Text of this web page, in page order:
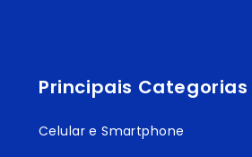
Principais Categorias
Celular e Smartphone